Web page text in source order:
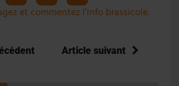
et commentez l’info brassicole.
Article suivant